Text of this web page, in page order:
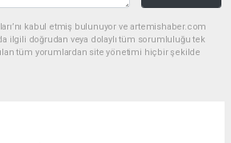
kabul etmiş bulunuyor ve artemishaber.com
ilgili doğrudan veya dolaylı tüm sorumluluğu tek
tüm yorumlardan site yönetimi hiçbir şekilde